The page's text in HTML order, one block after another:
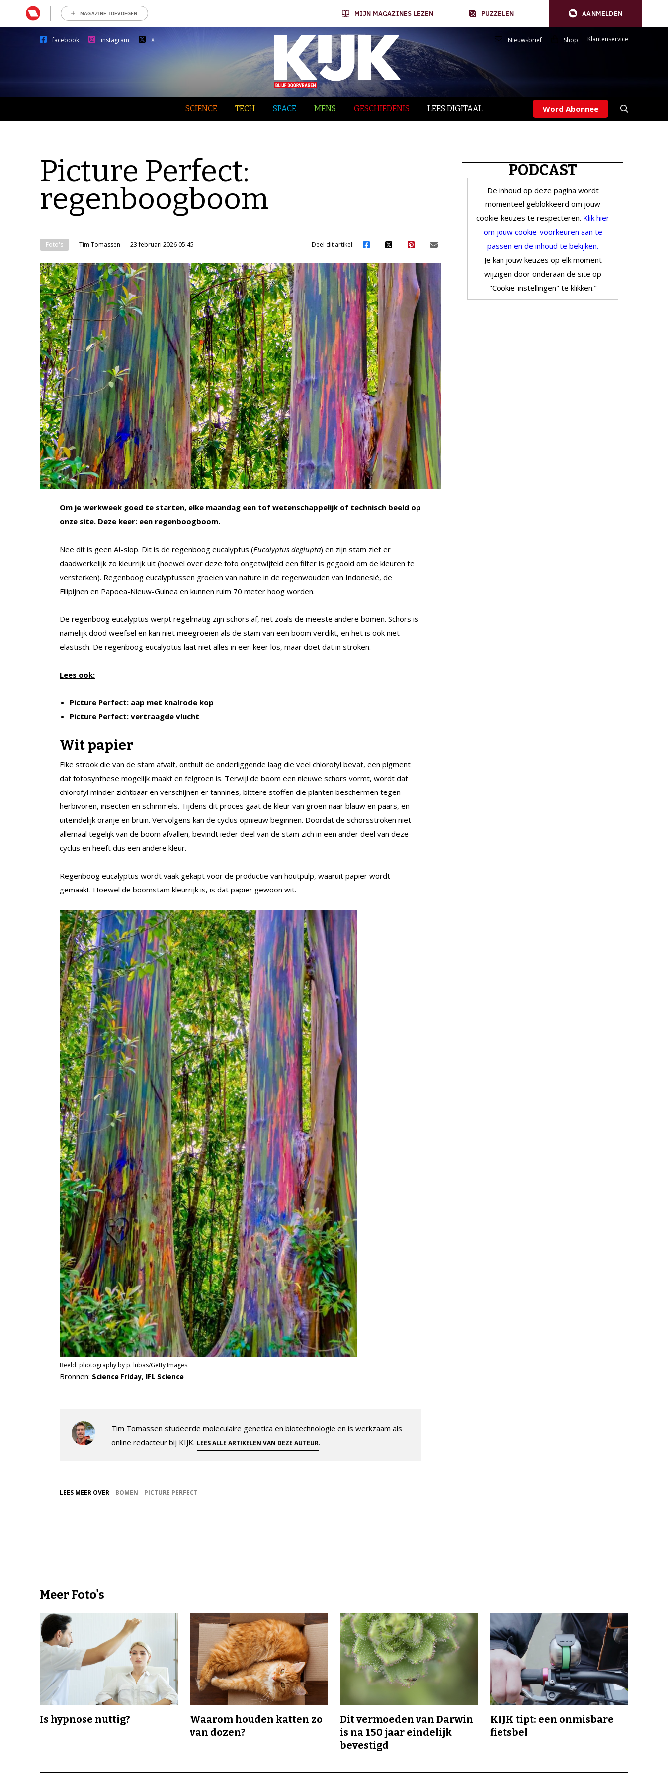
MAGAZINE TOEVOEGEN MIJN MAGAZINES LEZEN PUZZELEN AANMELDEN
facebook instagram X Nieuwsbrief Shop Klantenservice
SCIENCE TECH SPACE MENS GESCHIEDENIS LEES DIGITAAL Word Abonnee
Picture Perfect:
regenboogboom
Foto's Tim Tomassen 23 februari 2026 05:45 Deel dit artikel:
Om je werkweek goed te starten, elke maandag een tof wetenschappelijk of technisch beeld op
onze site. Deze keer: een regenboogboom.
Nee dit is geen AI-slop. Dit is de regenboog eucalyptus (Eucalyptus deglupta) en zijn stam ziet er
daadwerkelijk zo kleurrijk uit (hoewel over deze foto ongetwijfeld een filter is gegooid om de kleuren te
versterken). Regenboog eucalyptussen groeien van nature in de regenwouden van Indonesië, de
Filipijnen en Papoea-Nieuw-Guinea en kunnen ruim 70 meter hoog worden.
De regenboog eucalyptus werpt regelmatig zijn schors af, net zoals de meeste andere bomen. Schors is
namelijk dood weefsel en kan niet meegroeien als de stam van een boom verdikt, en het is ook niet
elastisch. De regenboog eucalyptus laat niet alles in een keer los, maar doet dat in stroken.
Lees ook:
Picture Perfect: aap met knalrode kop
Picture Perfect: vertraagde vlucht
Wit papier
Elke strook die van de stam afvalt, onthult de onderliggende laag die veel chlorofyl bevat, een pigment
dat fotosynthese mogelijk maakt en felgroen is. Terwijl de boom een nieuwe schors vormt, wordt dat
chlorofyl minder zichtbaar en verschijnen er tannines, bittere stoffen die planten beschermen tegen
herbivoren, insecten en schimmels. Tijdens dit proces gaat de kleur van groen naar blauw en paars, en
uiteindelijk oranje en bruin. Vervolgens kan de cyclus opnieuw beginnen. Doordat de schorsstroken niet
allemaal tegelijk van de boom afvallen, bevindt ieder deel van de stam zich in een ander deel van deze
cyclus en heeft dus een andere kleur.
Regenboog eucalyptus wordt vaak gekapt voor de productie van houtpulp, waaruit papier wordt
gemaakt. Hoewel de boomstam kleurrijk is, is dat papier gewoon wit.
Beeld: photography by p. lubas/Getty Images.
Bronnen: Science Friday, IFL Science
Tim Tomassen studeerde moleculaire genetica en biotechnologie en is werkzaam als
online redacteur bij KIJK. LEES ALLE ARTIKELEN VAN DEZE AUTEUR.
LEES MEER OVER BOMEN PICTURE PERFECT
PODCAST
De inhoud op deze pagina wordt
momenteel geblokkeerd om jouw
cookie-keuzes te respecteren. Klik hier
om jouw cookie-voorkeuren aan te
passen en de inhoud te bekijken.
Je kan jouw keuzes op elk moment
wijzigen door onderaan de site op
"Cookie-instellingen" te klikken."
Meer Foto's
Is hypnose nuttig?
Waarom houden katten zo
van dozen?
Dit vermoeden van Darwin
is na 150 jaar eindelijk
bevestigd
KIJK tipt: een onmisbare
fietsbel